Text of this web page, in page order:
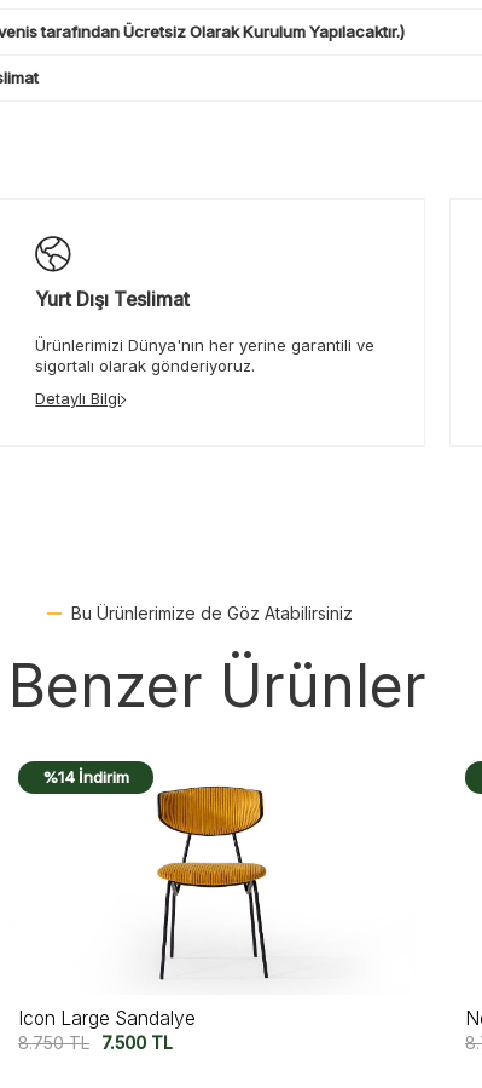
tarafından Ücretsiz Olarak Kurulum Yapılacaktır.)
Yurt Dışı Teslimat
Ürünlerimizi Dünya'nın her yerine garantili ve
sigortalı olarak gönderiyoruz.
Detaylı Bilgi
Bu Ürünlerimize de Göz Atabilirsiniz
Benzer Ürünler
%14 İndirim
Negro Sandalye
8.750TL 7.500 TL